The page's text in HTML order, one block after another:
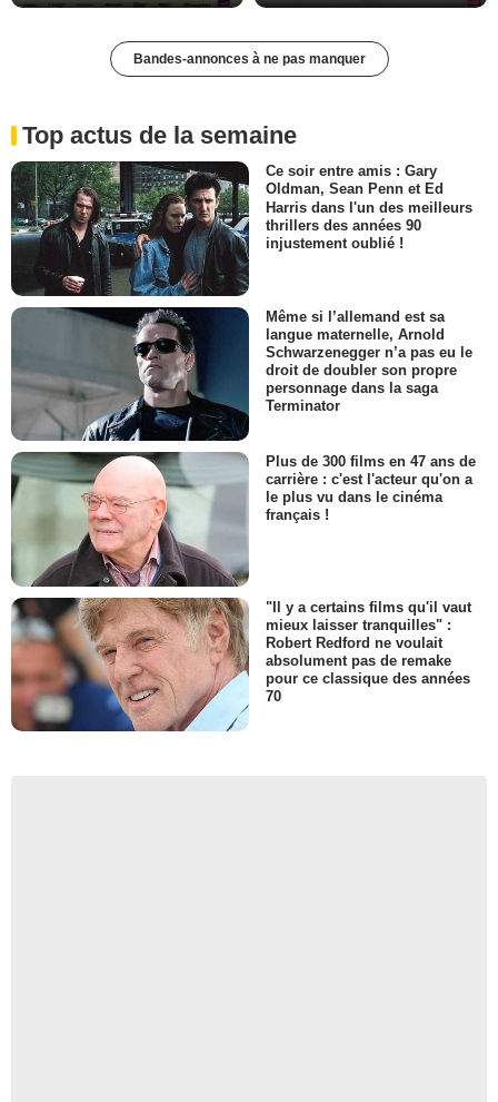
Bandes-annonces à ne pas manquer
Top actus de la semaine
Ce soir entre amis : Gary
Oldman, Sean Penn et Ed
Harris dans l'un des meilleurs
thrillers des années 90
injustement oublié !
Même si l’allemand est sa
langue maternelle, Arnold
Schwarzenegger n’a pas eu le
droit de doubler son propre
personnage dans la saga
Terminator
Plus de 300 films en 47 ans de
carrière : c'est l'acteur qu'on a
le plus vu dans le cinéma
français !
"Il y a certains films qu'il vaut
mieux laisser tranquilles" :
Robert Redford ne voulait
absolument pas de remake
pour ce classique des années
70